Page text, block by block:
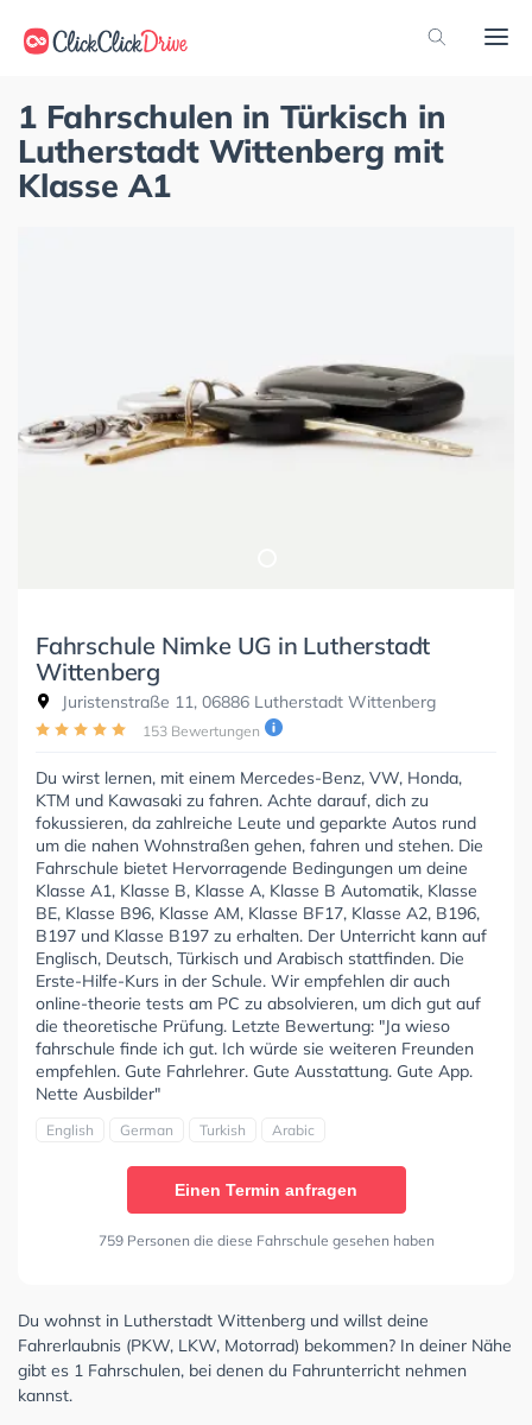
1 Fahrschulen in Türkisch in
Lutherstadt Wittenberg mit
Klasse A1
Fahrschule Nimke UG in Lutherstadt
Wittenberg
Juristenstraße 11, 06886 Lutherstadt Wittenberg
153 Bewertungen
Du wirst lernen, mit einem Mercedes-Benz, VW, Honda,
KTM und Kawasaki zu fahren. Achte darauf, dich zu
fokussieren, da zahlreiche Leute und geparkte Autos rund
um die nahen Wohnstraßen gehen, fahren und stehen. Die
Fahrschule bietet Hervorragende Bedingungen um deine
Klasse A1, Klasse B, Klasse A, Klasse B Automatik, Klasse
BE, Klasse B96, Klasse AM, Klasse BF17, Klasse A2, B196,
B197 und Klasse B197 zu erhalten. Der Unterricht kann auf
Englisch, Deutsch, Türkisch und Arabisch stattfinden. Die
Erste-Hilfe-Kurs in der Schule. Wir empfehlen dir auch
online-theorie tests am PC zu absolvieren, um dich gut auf
die theoretische Prüfung. Letzte Bewertung: "Ja wieso
fahrschule finde ich gut. Ich würde sie weiteren Freunden
empfehlen. Gute Fahrlehrer. Gute Ausstattung. Gute App.
Nette Ausbilder"
English German Turkish Arabic
Einen Termin anfragen
759 Personen die diese Fahrschule gesehen haben
Du wohnst in Lutherstadt Wittenberg und willst deine
Fahrerlaubnis (PKW, LKW, Motorrad) bekommen? In deiner Nähe
gibt es 1 Fahrschulen, bei denen du Fahrunterricht nehmen
kannst.